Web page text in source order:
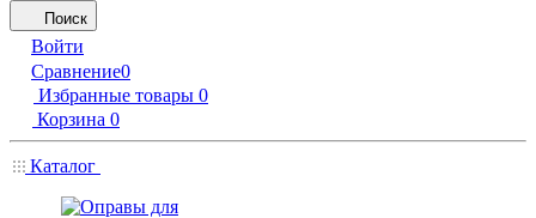
Поиск
Войти
Сравнение0
Избранные товары 0
Корзина 0
Каталог